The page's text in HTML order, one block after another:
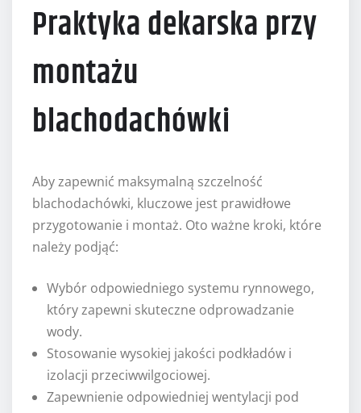
Praktyka dekarska przy
montażu
blachodachówki
Aby zapewnić maksymalną szczelność
blachodachówki, kluczowe jest prawidłowe
przygotowanie i montaż. Oto ważne kroki, które
należy podjąć:
Wybór odpowiedniego systemu rynnowego,
który zapewni skuteczne odprowadzanie
wody.
Stosowanie wysokiej jakości podkładów i
izolacji przeciwwilgociowej.
Zapewnienie odpowiedniej wentylacji pod